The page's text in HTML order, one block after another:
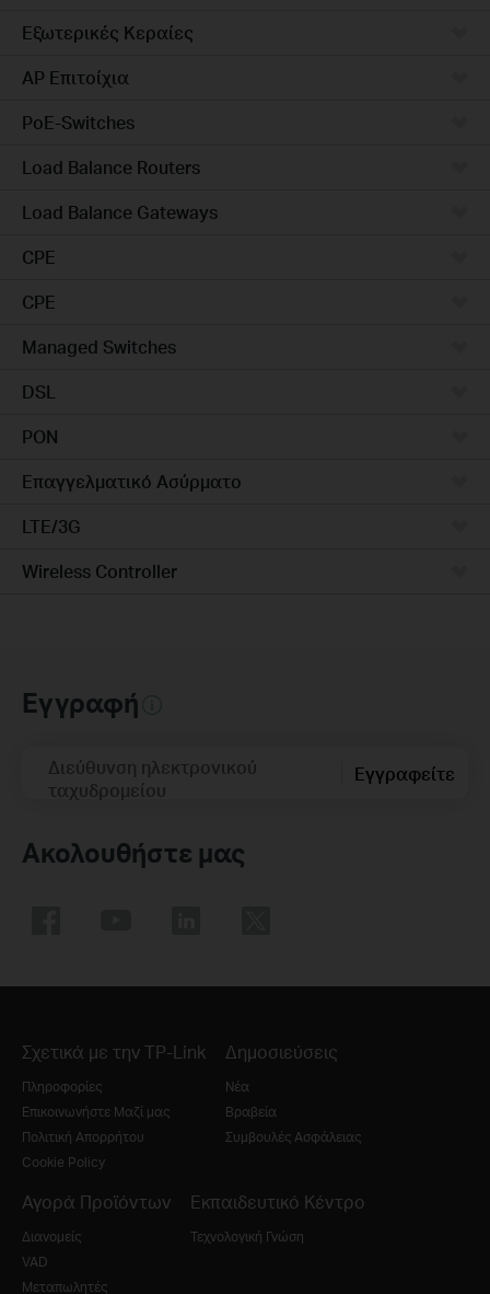
Εξωτερικές Κεραίες
AP Επιτοίχια
PoE-Switches
Load Balance Routers
Load Balance Gateways
CPE
CPE
Managed Switches
DSL
PON
Επαγγελματικό Ασύρματο
LTE/3G
Wireless Controller
Εγγραφή
Διεύθυνση ηλεκτρονικού
ταχυδρομείου
Εγγραφείτε
Ακολουθήστε μας
Σχετικά με την TP-Link
Πληροφορίες
Επικοινωνήστε Μαζί μας
Πολιτική Απορρήτου
Cookie Policy
Δημοσιεύσεις
Νέα
Βραβεία
Συμβουλές Ασφάλειας
Αγορά Προϊόντων
Διανομείς
VAD
Μεταπωλητές
Εκπαιδευτικό Κέντρο
Τεχνολογική Γνώση